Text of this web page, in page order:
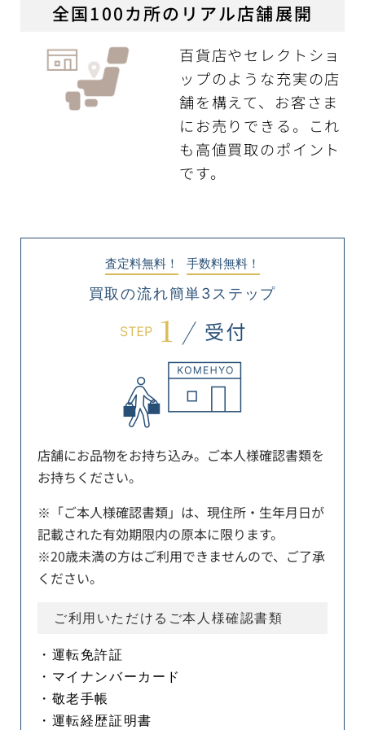
全国100カ所のリアル店舗展開
百貨店やセレクトショ
ップのような充実の店
舗を構えて、お客さま
にお売りできる。これ
も高値買取のポイント
です。
査定料無料！ 手数料無料！
買取の流れ簡単3ステップ
店舗にお品物をお持ち込み。ご本人様確認書類を
お持ちください。
※「ご本人様確認書類」は、現住所・生年月日が
記載された有効期限内の原本に限ります。
※20歳未満の方はご利用できませんので、ご了承
ください。
ご利用いただけるご本人様確認書類
・運転免許証
・マイナンバーカード
・敬老手帳
・運転経歴証明書